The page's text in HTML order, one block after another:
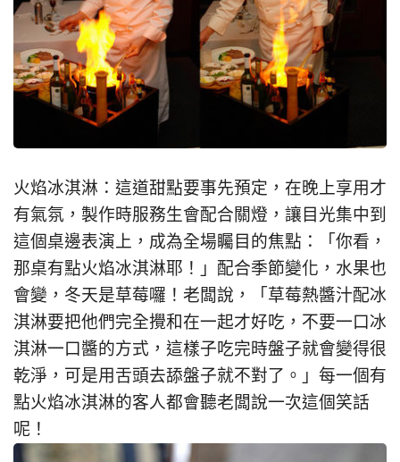
火焰冰淇淋：這道甜點要事先預定，在晚上享用才
有氣氛，製作時服務生會配合關燈，讓目光集中到
這個桌邊表演上，成為全場矚目的焦點：「你看，
那桌有點火焰冰淇淋耶！」配合季節變化，水果也
會變，冬天是草莓囉！老闆說，「草莓熱醬汁配冰
淇淋要把他們完全攪和在一起才好吃，不要一口冰
淇淋一口醬的方式，這樣子吃完時盤子就會變得很
乾淨，可是用舌頭去舔盤子就不對了。」每一個有
點火焰冰淇淋的客人都會聽老闆說一次這個笑話
呢！